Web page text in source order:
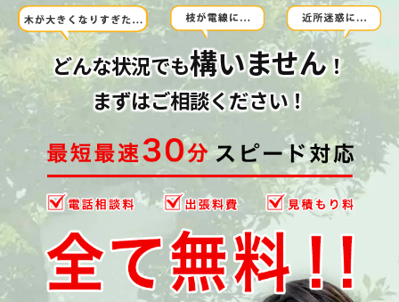
どんな状況でも構いません！
まずはご相談ください！